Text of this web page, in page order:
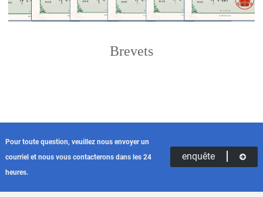
Brevets
Pour toute question, veuillez nous envoyer un
courriel et nous vous contacterons dans les 24
heures.
enquête